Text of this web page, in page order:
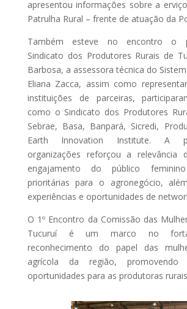
apresentou informações sobre a
Patrulha Rural – frente de atuação da
Também esteve no encontro o
Sindicato dos Produtores Rurais de
Barbosa, a assessora técnica do
Eliana Zacca, assim como
instituições de parceiras,
como o Sindicato dos Produtores
Sebrae, Basa, Banpará, Sicredi,
Earth Innovation Institute. A
organizações reforçou a relevância
engajamento do público
prioritárias para o agronegócio,
experiências e oportunidades de
O 1º Encontro da Comissão das
Tucuruí é um marco no
reconhecimento do papel das
agrícola da região, promovendo
oportunidades para as produtoras